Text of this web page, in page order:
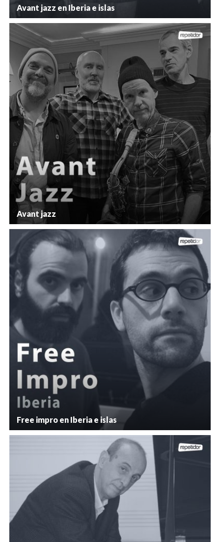
Avant jazz en Iberia e islas
Avant jazz
Free impro en Iberia e islas